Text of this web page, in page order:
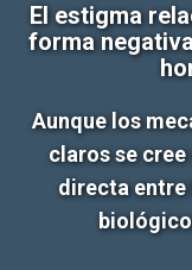
El estigma
forma
Aunque los
claros se
directa entre